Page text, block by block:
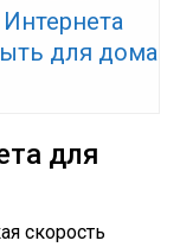
для дома
для
скорость